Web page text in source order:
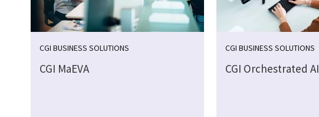
CGI BUSINESS SOLUTIONS
CGI MaEVA
CGI BUSINESS SOLUTIONS
CGI Orchestrated AI